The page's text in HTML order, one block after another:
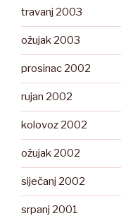
travanj 2003
ožujak 2003
prosinac 2002
rujan 2002
kolovoz 2002
ožujak 2002
siječanj 2002
srpanj 2001